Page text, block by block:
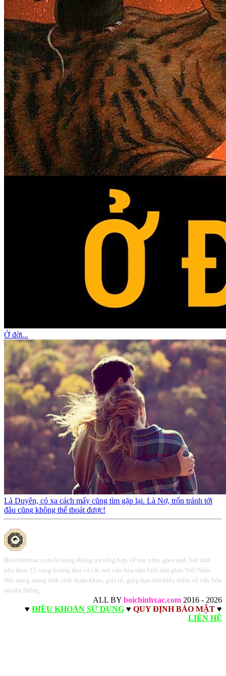
Ở đời...
Là Duyên, có xa cách mấy cũng tìm gặp lại. Là Nợ, trốn tránh tới
đâu cũng không thể thoát được!
Boichinhxac.com là trang thông tin tổng hợp về xin xăm, gieo quẻ, bói tình
yêu theo 12 cung hoàng đạo và các nét văn hóa tâm linh dân gian Việt Nam.
Nội dung mang tính chất tham khảo, giải trí, giúp bạn tìm hiểu thêm về văn hóa
truyền thống.
ALL BY boichinhxac.com 2016 - 2026
♥ ĐIỀU KHOẢN SỬ DỤNG ♥ QUY ĐỊNH BẢO MẬT ♥
LIÊN HỆ